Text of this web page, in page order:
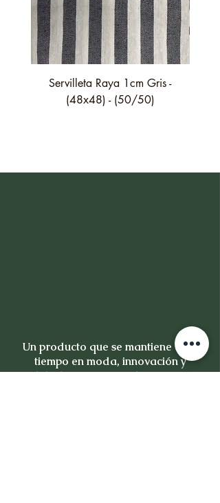
Servilleta Raya 1cm Gris -
(48x48) - (50/50)
Un producto que se mantiene en el
tiempo en moda, innovación y
calidad, no es un producto es una